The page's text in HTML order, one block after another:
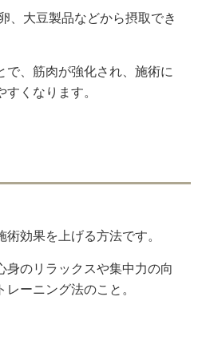
、大豆製品などから摂取でき
で、筋肉が強化され、施術に
くなります。
効果を上げる方法です。
身のリラックスや集中力の向
レーニング法のこと。